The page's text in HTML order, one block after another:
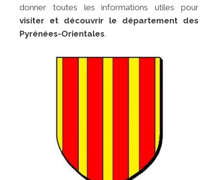
donner toutes les informations utiles pour
visiter et découvrir le département des
Pyrénées-Orientales.